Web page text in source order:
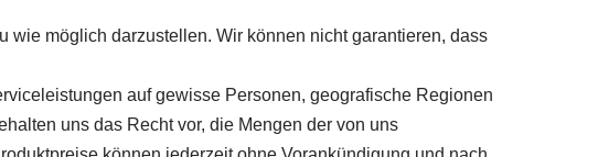
möglich darzustellen. Wir können nicht garantieren, dass
auf gewisse Personen, geografische Regionen
uns das Recht vor, die Mengen der von uns